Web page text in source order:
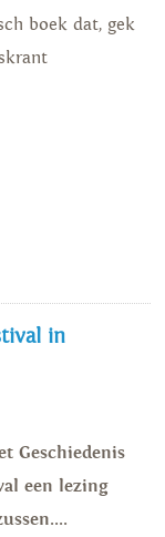
boek dat, gek
in
Geschiedenis
een lezing